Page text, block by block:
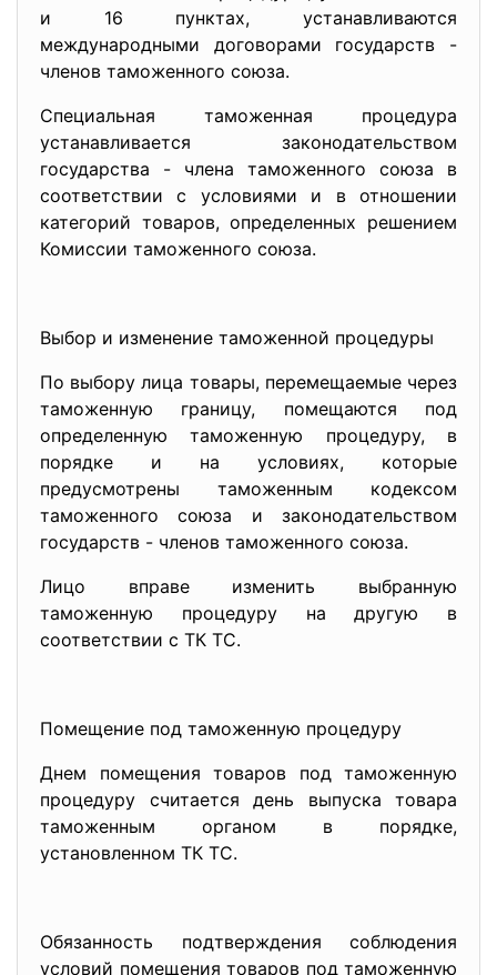
и 16 пунктах, устанавливаются
международными договорами государств -
членов таможенного союза.
Специальная таможенная процедура
устанавливается законодательством
государства - члена таможенного союза в
соответствии с условиями и в отношении
категорий товаров, определенных решением
Комиссии таможенного союза.
Выбор и изменение таможенной процедуры
По выбору лица товары, перемещаемые через
таможенную границу, помещаются под
определенную таможенную процедуру, в
порядке и на условиях, которые
предусмотрены таможенным кодексом
таможенного союза и законодательством
государств - членов таможенного союза.
Лицо вправе изменить выбранную
таможенную процедуру на другую в
соответствии с ТК ТС.
Помещение под таможенную процедуру
Днем помещения товаров под таможенную
процедуру считается день выпуска товара
таможенным органом в порядке,
установленном ТК ТС.
Обязанность подтверждения соблюдения
условий помещения товаров под таможенную